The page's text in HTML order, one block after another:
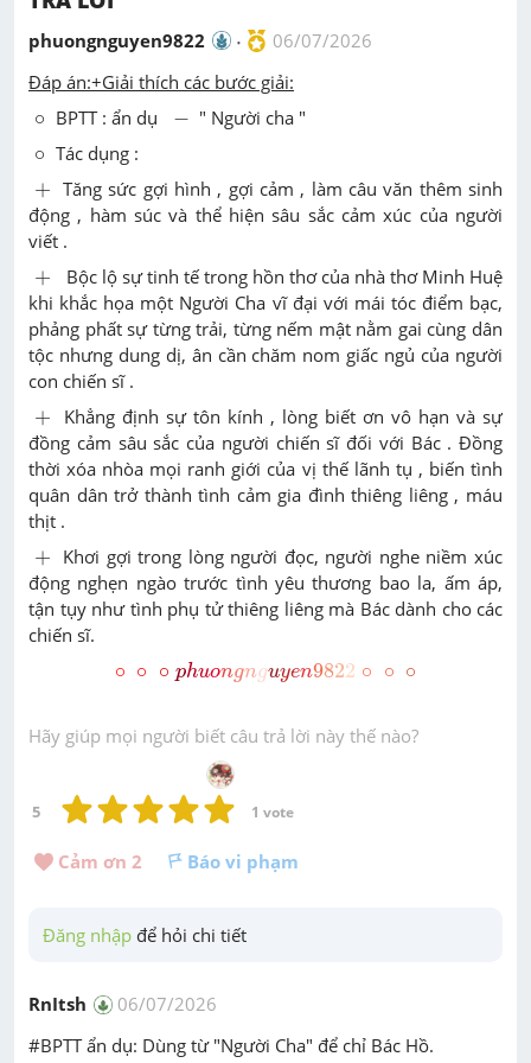
phuongnguyen9822
06/07/2026
Đáp án:+Giải thích các bước giải:
∘
∘ BPTT : ẩn dụ − " Người cha "
∘
∘ Tác dụng :
+
+
Tăng sức gợi hình , gợi cảm , làm câu văn thêm sinh
động , hàm súc và thể hiện sâu sắc cảm xúc của người
viết .
+
+
Bộc lộ sự tinh tế trong hồn thơ của nhà thơ Minh Huệ
khi khắc họa một Người Cha vĩ đại với mái tóc điểm bạc,
phảng phất sự từng trải, từng nếm mật nằm gai cùng dân
tộc nhưng dung dị, ân cần chăm nom giấc ngủ của người
con chiến sĩ .
+
+
Khẳng định sự tôn kính , lòng biết ơn vô hạn và sự
đồng cảm sâu sắc của người chiến sĩ đối với Bác . Đồng
thời xóa nhòa mọi ranh giới của vị thế lãnh tụ , biến tình
quân dân trở thành tình cảm gia đình thiêng liêng , máu
thịt .
+
+
Khơi gợi trong lòng người đọc, người nghe niềm xúc
động nghẹn ngào trước tình yêu thương bao la, ấm áp,
tận tụy như tình phụ tử thiêng liêng mà Bác dành cho các
chiến sĩ.
∘ ∘ ∘ phuongnguyen9822 ∘ ∘ ∘
∘∘ ∘ ph uongnguyen9822∘ ∘
Hãy giúp mọi người biết câu trả lời này thế nào?
5 1 vote
Cảm ơn 2 Báo vi phạm
Đăng nhập để hỏi chi tiết
RnItsh
06/07/2026
#BPTT ẩn dụ: Dùng từ "Người Cha" để chỉ Bác Hồ.